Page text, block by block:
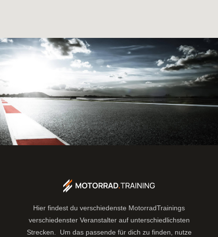
Hier findest du verschiedenste MotorradTrainings
verschiedenster Veranstalter auf unterschiedlichsten
Strecken. Um das passende für dich zu finden, nutze